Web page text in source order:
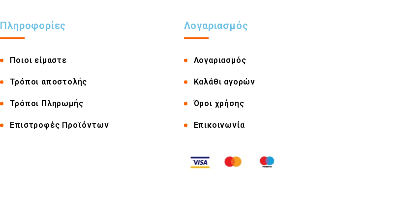
Πληροφορίες
Ποιοι είμαστε
Τρόποι αποστολής
Τρόποι Πληρωμής
Επιστροφές Προϊόντων
Λογαριασμός
Λογαριασμός
Καλάθι αγορών
Όροι χρήσης
Επικοινωνία